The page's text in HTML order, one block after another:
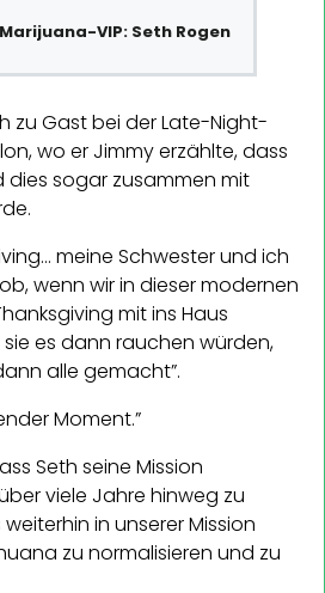
Marijuana-VIP: Seth Rogen
zu Gast bei der Late-Night-
wo er Jimmy erzählte, dass
dies sogar zusammen mit
meine Schwester und ich
wenn wir in dieser modernen
mit ins Haus
es dann rauchen würden,
alle gemacht”.
Moment.”
Seth seine Mission
viele Jahre hinweg zu
in unserer Mission
zu normalisieren und zu